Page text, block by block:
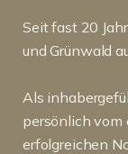
Seit fast 20
und Grünwald
Als
persönlich vom
erfolgreichen